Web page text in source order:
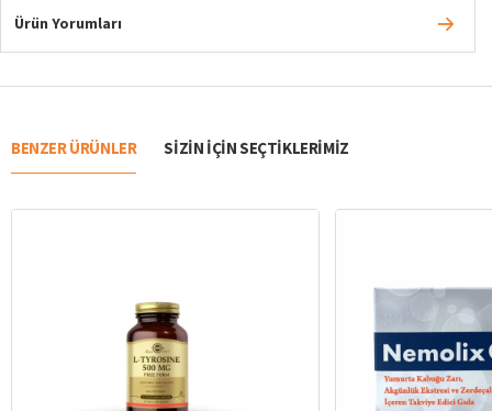
Ürün Yorumları
BENZER ÜRÜNLER SIZIN IÇIN SEÇTIKLERIMIZ